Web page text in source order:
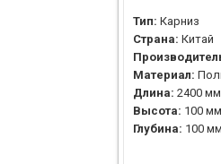
Тип: Карниз
Страна: Китай
Материал:
Длина: 2400 мм
Высота: 100 мм
Глубина: 100